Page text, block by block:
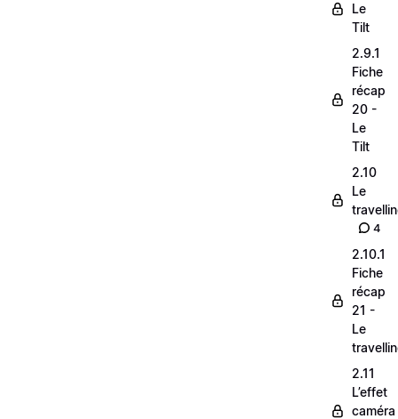
Le
Tilt
2.9.1
Fiche
récap
20 -
Le
Tilt
2.10
Le
4
2.10.1
Fiche
récap
21 -
Le
2.11
L’effet
caméra